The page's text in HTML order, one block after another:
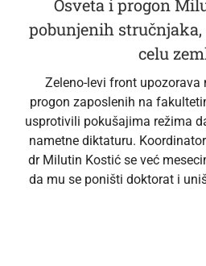
Osveta i progon
pobunjenih
celu
Zeleno-levi front upozorava
progon zaposlenih na
usprotivili pokušajima režima
nametne diktaturu.
dr Milutin Kostić se već
da mu se poništi doktorat i